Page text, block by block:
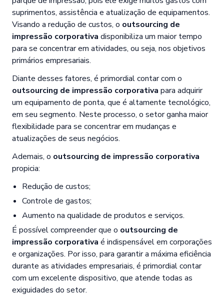
suprimentos, assistência e atualização de equipamentos.
Visando a redução de custos, o outsourcing de
impressão corporativa disponibiliza um maior tempo
para se concentrar em atividades, ou seja, nos objetivos
primários empresariais.
Diante desses fatores, é primordial contar com o
outsourcing de impressão corporativa para adquirir
um equipamento de ponta, que é altamente tecnológico,
em seu segmento. Neste processo, o setor ganha maior
flexibilidade para se concentrar em mudanças e
atualizações de seus negócios.
Ademais, o outsourcing de impressão corporativa
propicia:
Redução de custos;
Controle de gastos;
Aumento na qualidade de produtos e serviços.
É possível compreender que o outsourcing de
impressão corporativa é indispensável em corporações
e organizações. Por isso, para garantir a máxima eficiência
durante as atividades empresariais, é primordial contar
com um excelente dispositivo, que atende todas as
exiguidades do setor.